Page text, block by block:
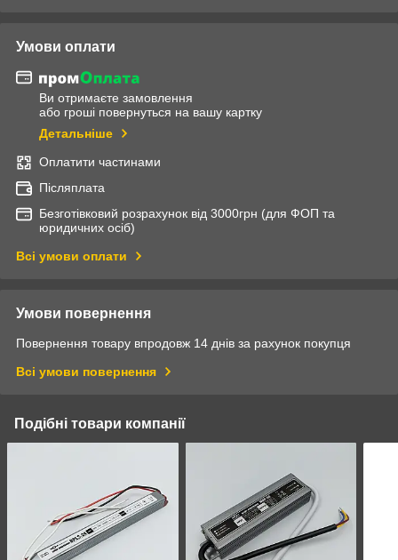
Умови оплати
Ви отримаєте замовлення
або гроші повернуться на вашу картку
Детальніше
Оплатити частинами
Післяплата
Безготівковий розрахунок від 3000грн (для ФОП та
юридичних осіб)
Всі умови оплати
Умови повернення
Повернення товару впродовж 14 днів за рахунок покупця
Всі умови повернення
Подібні товари компанії